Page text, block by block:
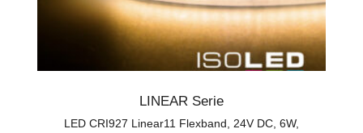
LINEAR Serie
LED CRI927 Linear11 Flexband, 24V DC, 6W,